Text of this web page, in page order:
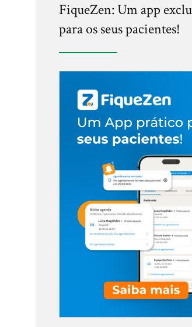
FiqueZen: Um app
para os seus pacientes!